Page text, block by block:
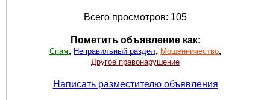
Всего просмотров: 105
Пометить объявление как:
Спам, Неправильный раздел, Мошенничество,
Другое правонарушение
Написать разместителю объявления